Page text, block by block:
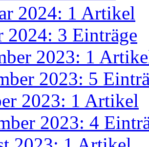
2024: 1 Artikel
2024: 3 Einträge
2023: 1
2023: 5
2023: 1 Artikel
2023: 4